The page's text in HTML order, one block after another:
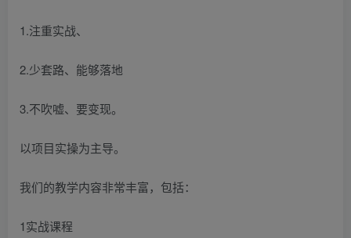
1.注重实战、
2.少套路、能够落地
3.不吹嘘、要变现。
以项目实操为主导。
我们的教学内容非常丰富，包括：
1实战课程